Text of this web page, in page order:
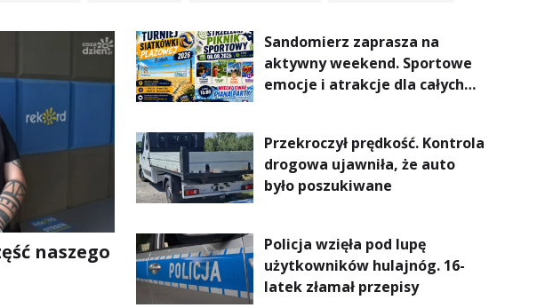
naszego
Sandomierz zaprasza na
aktywny weekend. Sportowe
emocje i atrakcje dla całych
Przekroczył prędkość. Kontrola
drogowa ujawniła, że auto
było poszukiwane
Policja wzięła pod lupę
użytkowników hulajnóg. 16-
latek złamał przepisy